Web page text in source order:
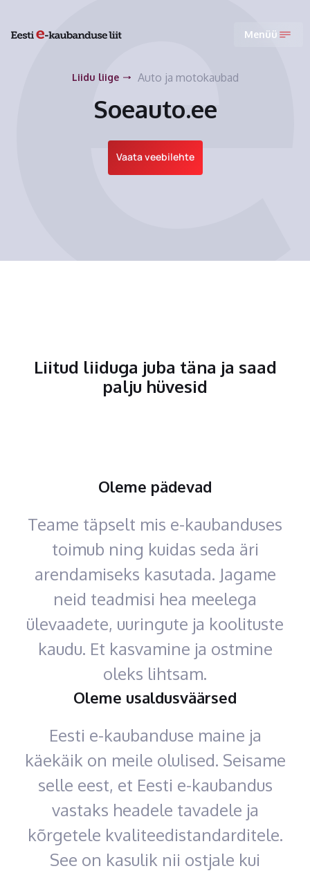
Menüü
Liidu liige Auto ja motokaubad
Soeauto.ee
Vaata veebilehte
Liitud liiduga juba täna ja saad
palju hüvesid
Oleme pädevad
Teame täpselt mis e-kaubanduses
toimub ning kuidas seda äri
arendamiseks kasutada. Jagame
neid teadmisi hea meelega
ülevaadete, uuringute ja koolituste
kaudu. Et kasvamine ja ostmine
oleks lihtsam.
Oleme usaldusväärsed
Eesti e-kaubanduse maine ja
käekäik on meile olulised. Seisame
selle eest, et Eesti e-kaubandus
vastaks headele tavadele ja
kõrgetele kvaliteedistandarditele.
See on kasulik nii ostjale kui